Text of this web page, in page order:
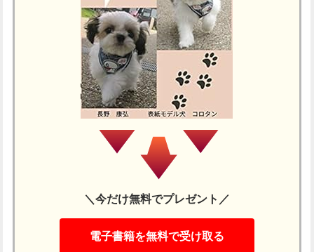
＼今だけ無料でプレゼント／
電子書籍を無料で受け取る